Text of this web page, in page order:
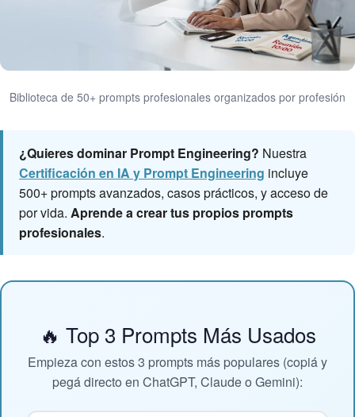
Biblioteca de 50+ prompts profesionales organizados por profesión
¿Quieres dominar Prompt Engineering? Nuestra
Certificación en IA y Prompt Engineering incluye
500+ prompts avanzados, casos prácticos, y acceso de
por vida. Aprende a crear tus propios prompts
profesionales.
🔥 Top 3 Prompts Más Usados
Empieza con estos 3 prompts más populares (copiá y
pegá directo en ChatGPT, Claude o Gemini):